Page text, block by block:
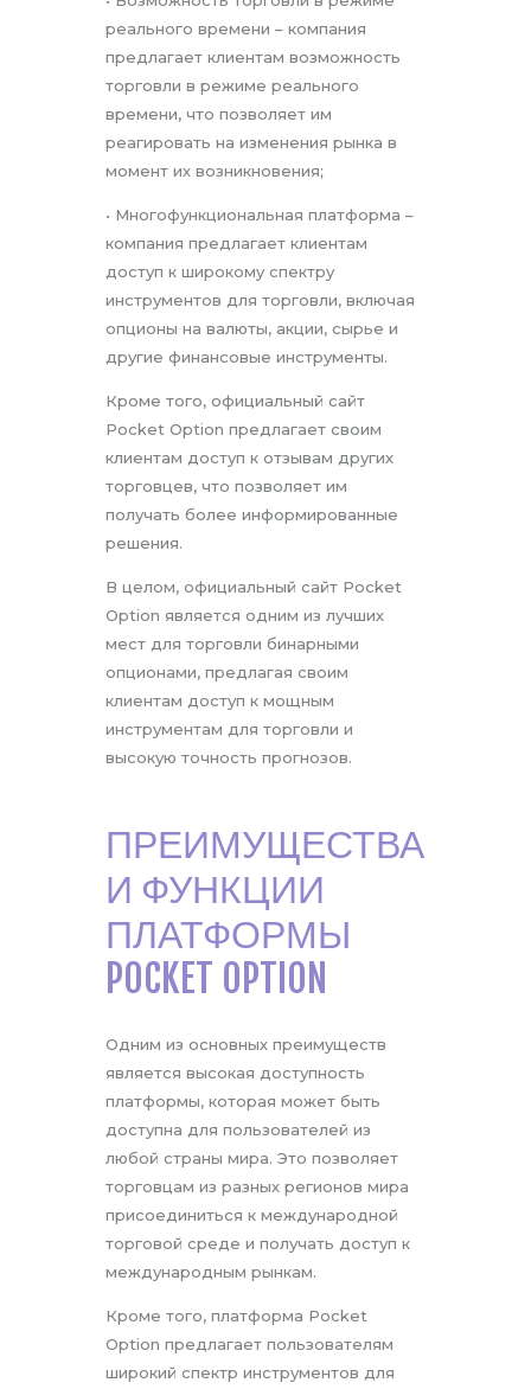
реального времени – компания
предлагает клиентам возможность
торговли в режиме реального
времени, что позволяет им
реагировать на изменения рынка в
момент их возникновения;
• Многофункциональная платформа –
компания предлагает клиентам
доступ к широкому спектру
инструментов для торговли, включая
опционы на валюты, акции, сырье и
другие финансовые инструменты.
Кроме того, официальный сайт
Pocket Option предлагает своим
клиентам доступ к отзывам других
торговцев, что позволяет им
получать более информированные
решения.
В целом, официальный сайт Pocket
Option является одним из лучших
мест для торговли бинарными
опционами, предлагая своим
клиентам доступ к мощным
инструментам для торговли и
высокую точность прогнозов.
ПРЕИМУЩЕСТВА
И ФУНКЦИИ
ПЛАТФОРМЫ
POCKET OPTION
Одним из основных преимуществ
является высокая доступность
платформы, которая может быть
доступна для пользователей из
любой страны мира. Это позволяет
торговцам из разных регионов мира
присоединиться к международной
торговой среде и получать доступ к
международным рынкам.
Кроме того, платформа Pocket
Option предлагает пользователям
широкий спектр инструментов для